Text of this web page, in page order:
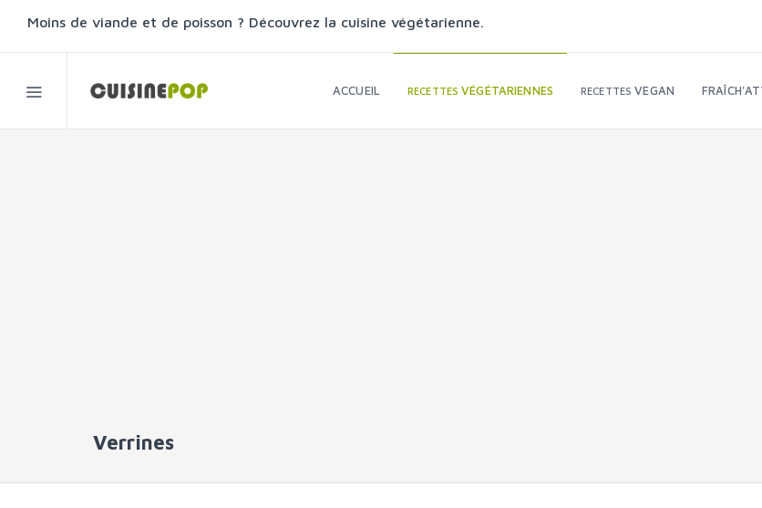
Moins de viande et de poisson ? Découvrez la cuisine végétarienne.
ACCUEIL RECETTESVÉGÉTARIENNES RECETTESVEGAN
Verrines